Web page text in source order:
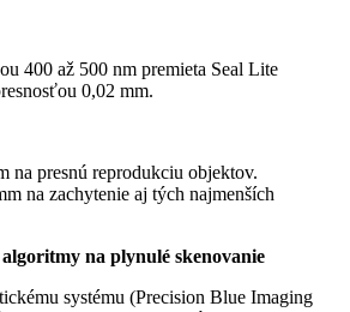
400 až 500 nm premieta Seal Lite
0,02 mm.
na presnú reprodukciu objektov.
na zachytenie aj tých najmenších
na plynulé skenovanie
systému (Precision Blue Imaging